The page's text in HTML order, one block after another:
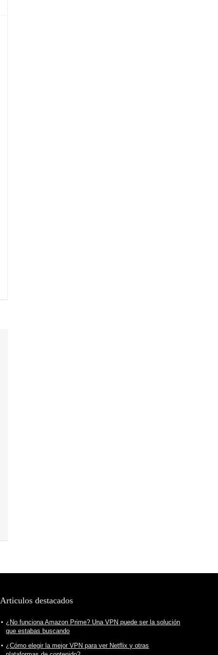
Articulos destacados
¿No funciona Amazon Prime? Una VPN puede ser la solución
que estabas buscando
¿Cómo elegir la mejor VPN para ver Netflix y otras